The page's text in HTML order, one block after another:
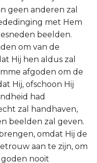
geen anderen zal
met Hem
beelden.
om van de
Hij hen aldus zal
afgoden om de
Hij, ofschoon Hij
had
zal handhaven,
beelden zal geven.
omdat Hij de
aan te zijn, om
goden nooit